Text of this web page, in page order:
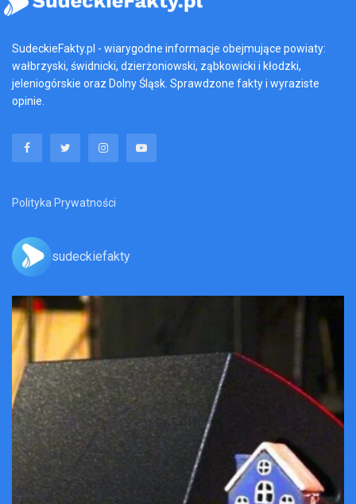
SudeckieFakty.pl - wiarygodne informacje obejmujące powiaty:
wałbrzyski, świdnicki, dzierżoniowski, ząbkowicki i kłodzki,
jeleniogórskie oraz Dolny Śląsk. Sprawdzone fakty i wyraziste
opinie.
Polityka Prywatności
sudeckiefakty